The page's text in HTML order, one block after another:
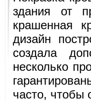
здания от
крашенная
дизайн
создала
несколько
часто, чтобы